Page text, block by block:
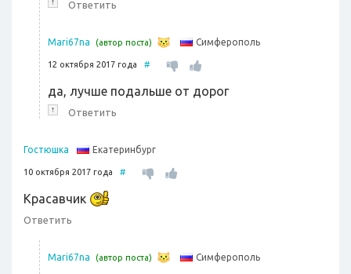
↑ Ответить
Mari67na (автор поста) Симферополь
12 октября 2017 года #
да, лучше подальше от дорог
↑ Ответить
Гостюшка Екатеринбург
10 октября 2017 года #
Красавчик
Ответить
Mari67na (автор поста) Симферополь